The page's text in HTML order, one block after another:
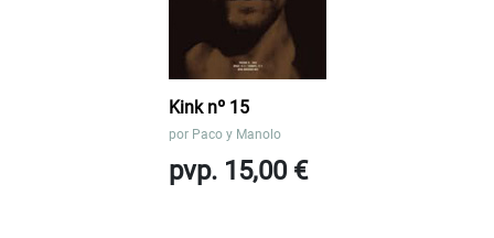
Kink nº 15
por Paco y Manolo
pvp. 15,00 €